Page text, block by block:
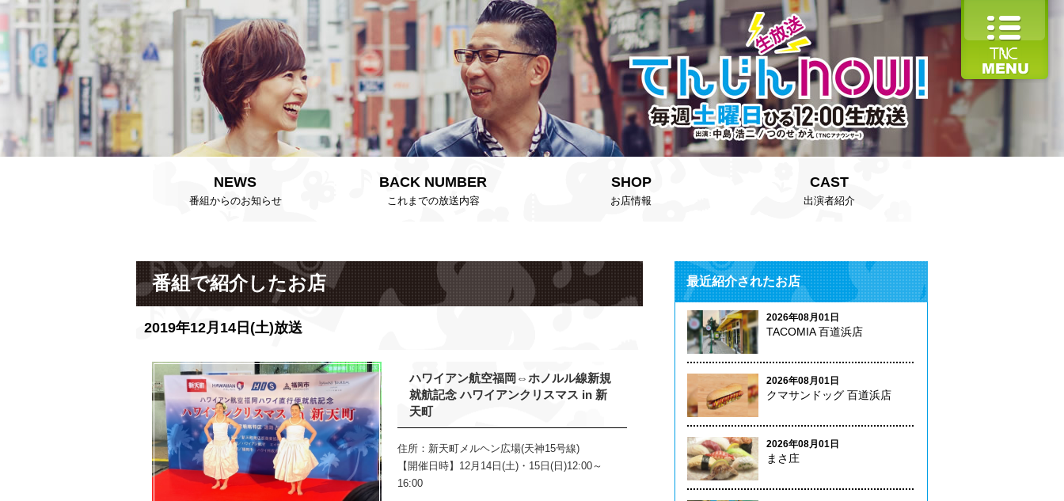
NEWS
番組からのお知らせ
BACK NUMBER
これまでの放送内容
SHOP
お店情報
CAST
出演者紹介
番組で紹介したお店
2019年12月14日(土)放送
ハワイアン航空福岡⇔ホノルル線新規
就航記念 ハワイアンクリスマス in 新
天町
住所：新天町メルヘン広場(天神15号線)
【開催日時】12月14日(土)・15日(日)12:00～
16:00
最近紹介されたお店
2026年08月01日
TACOMIA 百道浜店
2026年08月01日
クマサンドッグ 百道浜店
2026年08月01日
まさ庄